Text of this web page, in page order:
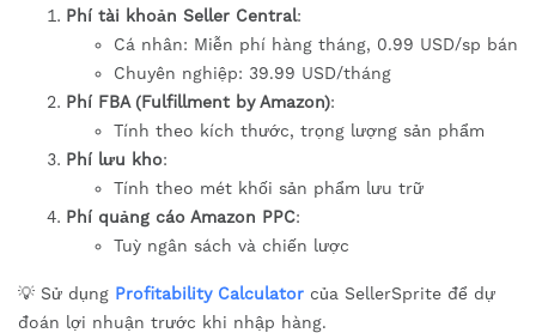
Phí tài khoản Seller Central:
Cá nhân: Miễn phí hàng tháng, 0.99 USD/sp bán
Chuyên nghiệp: 39.99 USD/tháng
Phí FBA (Fulfillment by Amazon):
Tính theo kích thước, trọng lượng sản phẩm
Phí lưu kho:
Tính theo mét khối sản phẩm lưu trữ
Phí quảng cáo Amazon PPC:
Tuỳ ngân sách và chiến lược
💡 Sử dụng Profitability Calculator của SellerSprite để dự
đoán lợi nhuận trước khi nhập hàng.